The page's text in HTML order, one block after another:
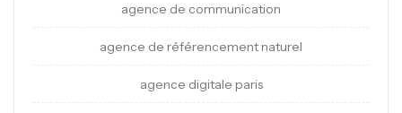
agence de communication
agence de référencement naturel
agence digitale paris